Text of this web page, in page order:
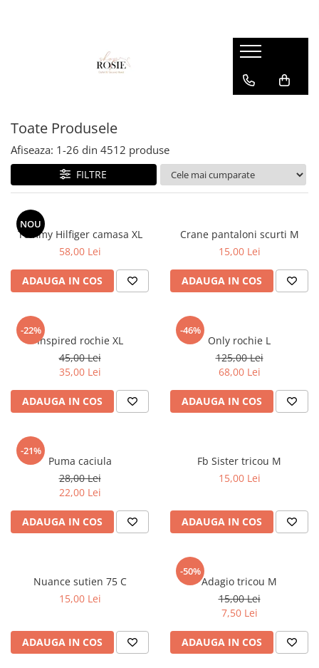
Femei
Genti
Blugi
Bluze/Topuri
Cardigane
Colanti
Fuste
Hanorace
Lenjerii si pijamale
Pantaloni
Pulovere
Rochii
Sacouri si Costume
Salopete
Sport
Copii
Bluze
Camasi
Geci
Hanorace
Pantaloni
Pantaloni scurti
Pulovere
sport
Tricouri si maiouri
Bluze
body
Camasi
Geci
Hanorace
Incaltaminte
Pantaloni scurti
Rochii&Fuste/Sacouri
Salopete
veste
Toate Produsele
Afiseaza: 1-26 din 4512 produse
FILTRE
NOU
Tommy Hilfiger camasa XL
58,00 Lei
ADAUGA IN COS
Crane pantaloni scurti M
15,00 Lei
ADAUGA IN COS
-22%
Inspired rochie XL
45,00 Lei
35,00 Lei
ADAUGA IN COS
-46%
Only rochie L
125,00 Lei
68,00 Lei
ADAUGA IN COS
-21%
Puma caciula
28,00 Lei
22,00 Lei
ADAUGA IN COS
Fb Sister tricou M
15,00 Lei
ADAUGA IN COS
Nuance sutien 75 C
15,00 Lei
ADAUGA IN COS
-50%
Adagio tricou M
15,00 Lei
7,50 Lei
ADAUGA IN COS